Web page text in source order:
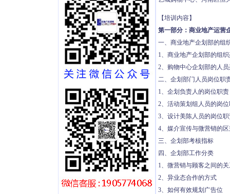
【培训内容】
第一部分：商业地产运营
一、商业地产企划部的组
1、商业地产企划部的组
2、购物中心企划部的人
二、企划部门人员岗位职
1、企划负责人的岗位职责
2、活动策划组人员的岗
3、设计美陈人员的岗位
4、媒介宣传与微营销的
三、企划部考核指标
四、企划部工作分类
1、微营销与顾客之间的
2、异业态合作的方式
3、如何有效规划广告位